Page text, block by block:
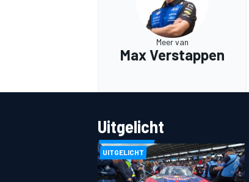
MEER RACEKLASSEN
Meer van
Max Verstappen
Uitgelicht
UITGELICHT